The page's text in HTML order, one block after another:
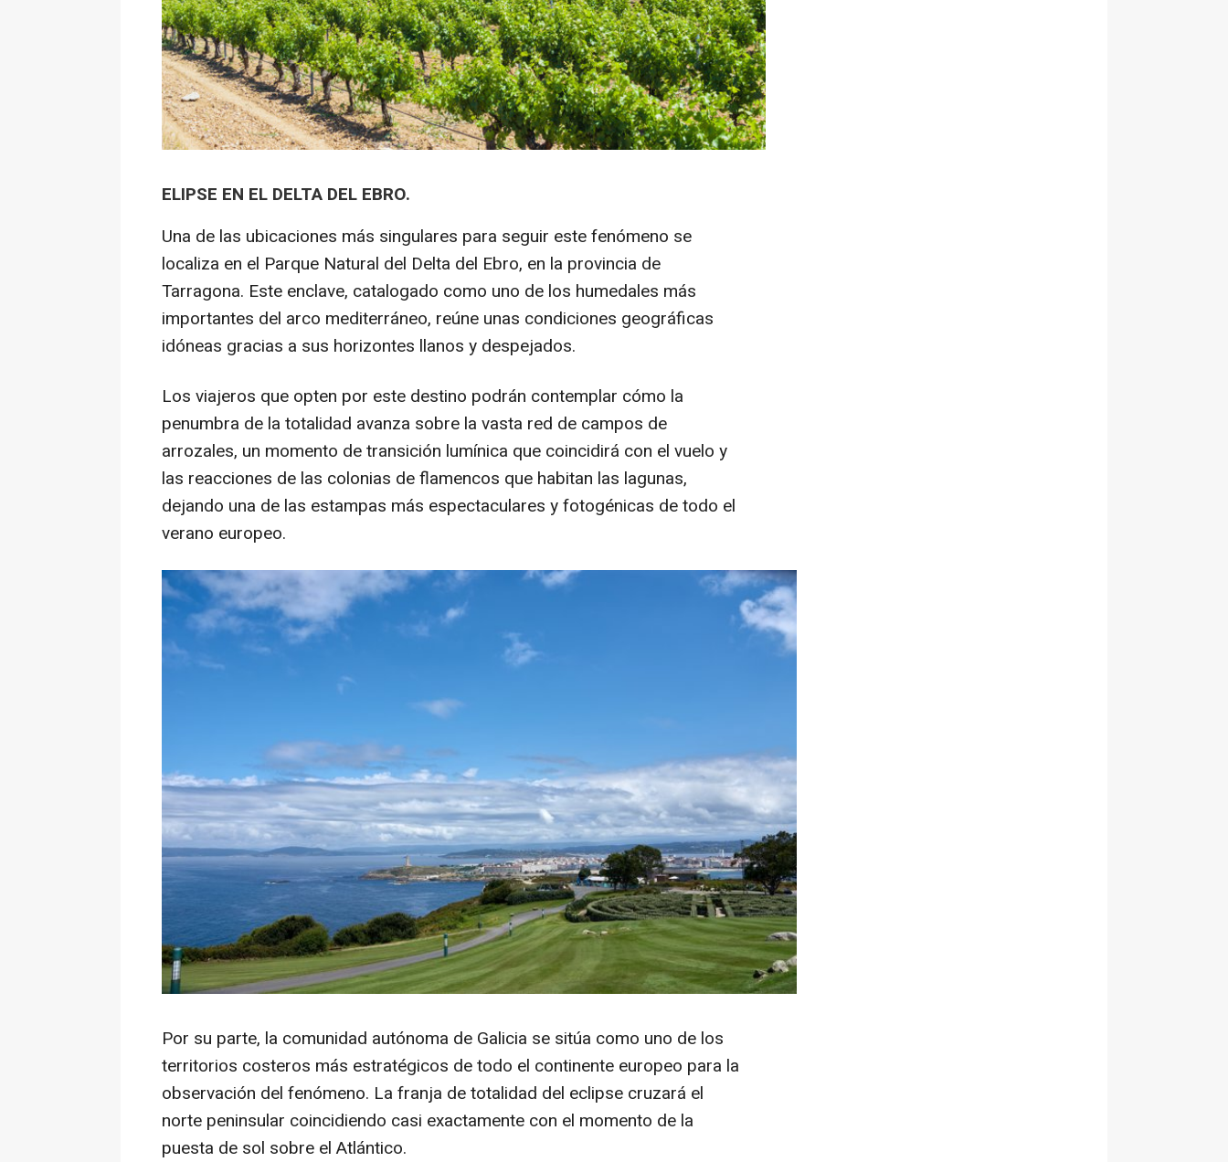
ELIPSE EN EL DELTA DEL EBRO.
Una de las ubicaciones más singulares para seguir este fenómeno se
localiza en el Parque Natural del Delta del Ebro, en la provincia de
Tarragona. Este enclave, catalogado como uno de los humedales más
importantes del arco mediterráneo, reúne unas condiciones geográficas
idóneas gracias a sus horizontes llanos y despejados.
Los viajeros que opten por este destino podrán contemplar cómo la
penumbra de la totalidad avanza sobre la vasta red de campos de
arrozales, un momento de transición lumínica que coincidirá con el vuelo y
las reacciones de las colonias de flamencos que habitan las lagunas,
dejando una de las estampas más espectaculares y fotogénicas de todo el
verano europeo.
Por su parte, la comunidad autónoma de Galicia se sitúa como uno de los
territorios costeros más estratégicos de todo el continente europeo para la
observación del fenómeno. La franja de totalidad del eclipse cruzará el
norte peninsular coincidiendo casi exactamente con el momento de la
puesta de sol sobre el Atlántico.